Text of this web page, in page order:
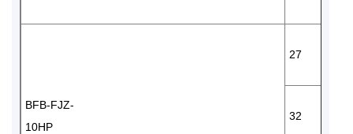
BFB-FJZ-
10HP
27
32